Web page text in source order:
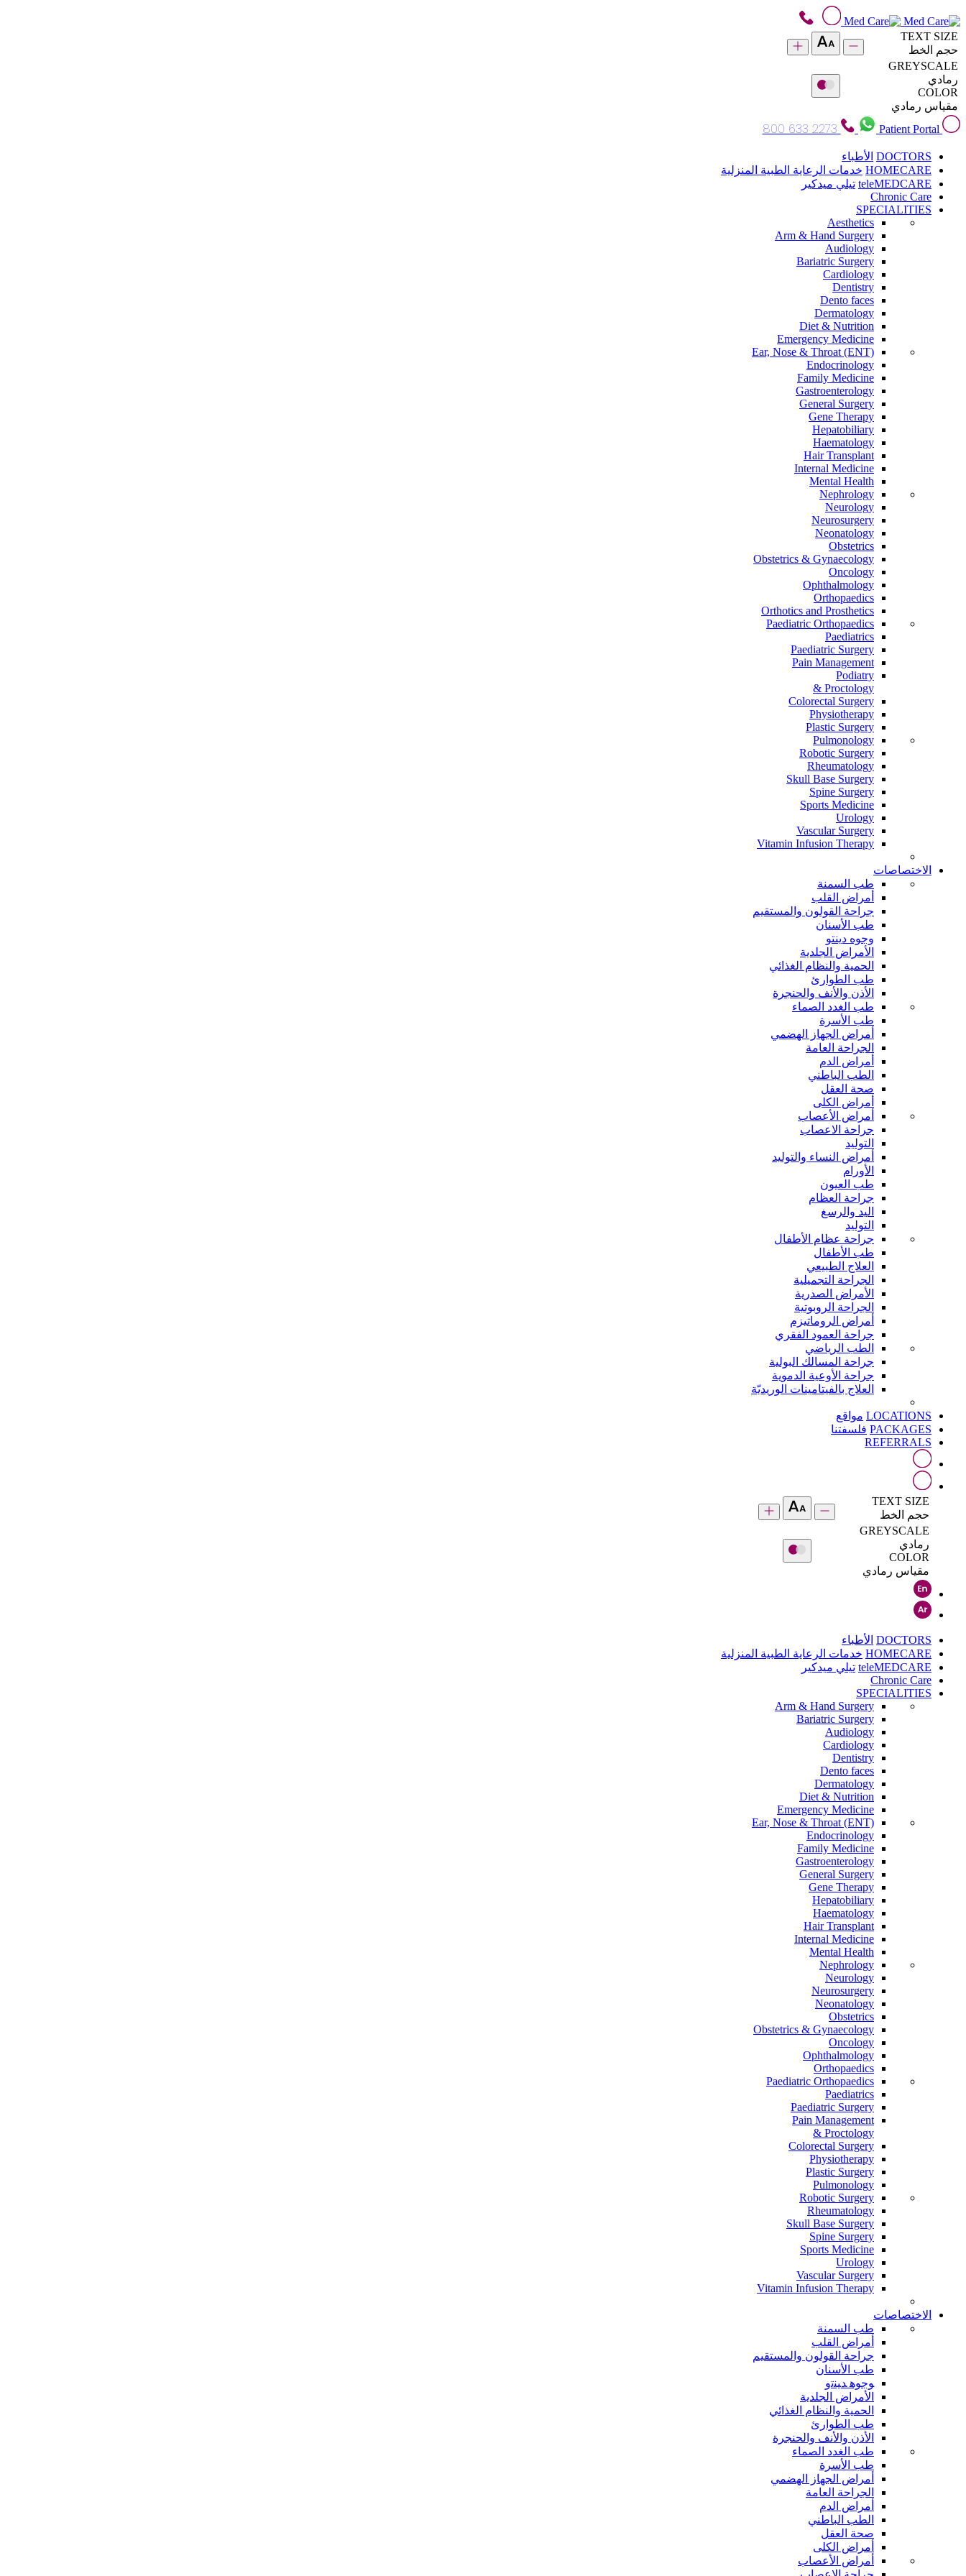
TEXT SIZE
حجم الخط
GREYSCALE
رمادي
COLOR
مقياس رمادي
Patient Portal
800 633 2273
DOCTORS الأطباء
HOMECARE خدمات الرعاية الطبية المنزلية
teleMEDCARE تيلي ميدكير
Chronic Care
SPECIALITIES
Aesthetics
Arm & Hand Surgery
Audiology
Bariatric Surgery
Cardiology
Dentistry
Dento faces
Dermatology
Diet & Nutrition
Emergency Medicine
Ear, Nose & Throat (ENT)
Endocrinology
Family Medicine
Gastroenterology
General Surgery
Gene Therapy
Hepatobiliary
Haematology
Hair Transplant
Internal Medicine
Mental Health
Nephrology
Neurology
Neurosurgery
Neonatology
Obstetrics
Obstetrics & Gynaecology
Oncology
Ophthalmology
Orthopaedics
Orthotics and Prosthetics
Paediatric Orthopaedics
Paediatrics
Paediatric Surgery
Pain Management
Podiatry
Proctology &
Colorectal Surgery
Physiotherapy
Plastic Surgery
Pulmonology
Robotic Surgery
Rheumatology
Skull Base Surgery
Spine Surgery
Sports Medicine
Urology
Vascular Surgery
Vitamin Infusion Therapy
الاختصاصات
طب السمنة
أمراض القلب
جراحة القولون والمستقيم
طب الأسنان
وجوه دينتو
الأمراض الجلدية
الحمية والنظام الغذائي
طب الطوارئ
الأذن والأنف والحنجرة
طب الغدد الصماء
طب الأسرة
أمراض الجهاز الهضمي
الجراحة العامة
أمراض الدم
الطب الباطني
صحة العقل
أمراض الكلى
أمراض الأعصاب
جراحة الاعصاب
التوليد
أمراض النساء والتوليد
الأورام
طب العيون
جراحة العظام
اليد والرسغ
التوليد
جراحة عظام الأطفال
طب الأطفال
العلاج الطبيعي
الجراحة التجميلية
الأمراض الصدرية
الجراحة الروبوتية
أمراض الروماتيزم
جراحة العمود الفقري
الطب الرياضي
جراحة المسالك البولية
جراحة الأوعية الدموية
العلاج بالفيتامينات الوريديّة
LOCATIONS مواقع
PACKAGES فلسفتنا
REFERRALS
TEXT SIZE
حجم الخط
GREYSCALE
رمادي
COLOR
مقياس رمادي
DOCTORS الأطباء
HOMECARE خدمات الرعاية الطبية المنزلية
teleMEDCARE تيلي ميدكير
Chronic Care
SPECIALITIES
Arm & Hand Surgery
Bariatric Surgery
Audiology
Cardiology
Dentistry
Dento faces
Dermatology
Diet & Nutrition
Emergency Medicine
Ear, Nose & Throat (ENT)
Endocrinology
Family Medicine
Gastroenterology
General Surgery
Gene Therapy
Hepatobiliary
Haematology
Hair Transplant
Internal Medicine
Mental Health
Nephrology
Neurology
Neurosurgery
Neonatology
Obstetrics
Obstetrics & Gynaecology
Oncology
Ophthalmology
Orthopaedics
Paediatric Orthopaedics
Paediatrics
Paediatric Surgery
Pain Management
Proctology &
Colorectal Surgery
Physiotherapy
Plastic Surgery
Pulmonology
Robotic Surgery
Rheumatology
Skull Base Surgery
Spine Surgery
Sports Medicine
Urology
Vascular Surgery
Vitamin Infusion Therapy
الاختصاصات
طب السمنة
أمراض القلب
جراحة القولون والمستقيم
طب الأسنان
ﻮﺟﻮﻫ ﺪﻴﻨﺗﻭ
الأمراض الجلدية
الحمية والنظام الغذائي
طب الطوارئ
الأذن والأنف والحنجرة
طب الغدد الصماء
طب الأسرة
أمراض الجهاز الهضمي
الجراحة العامة
أمراض الدم
الطب الباطني
صحة العقل
أمراض الكلى
أمراض الأعصاب